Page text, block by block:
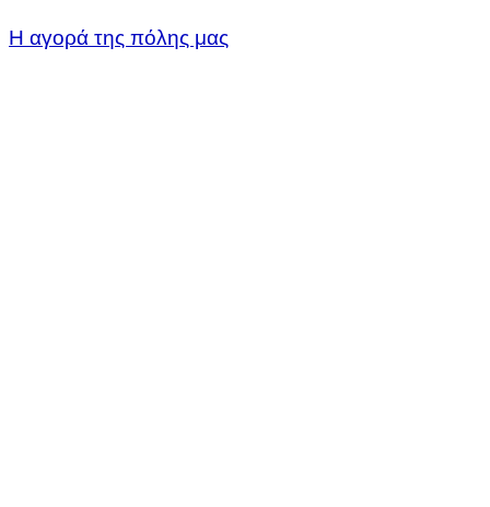
Η αγορά της πόλης μας